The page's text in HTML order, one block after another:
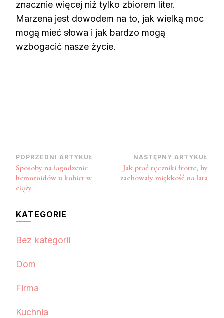
znacznie więcej niż tylko zbiorem liter.
Marzena jest dowodem na to, jak wielką moc
mogą mieć słowa i jak bardzo mogą
wzbogacić nasze życie.
Nawigacja
wpisu
POPRZEDNI ARTYKUŁ
Sposoby na łagodzenie
hemoroidów u kobiet w
ciąży
NASTĘPNY ARTYKUŁ
Jak prać ręczniki frotte, by
zachowały miękkość na lata
KATEGORIE
Bez kategorii
Dom
Firma
Kuchnia